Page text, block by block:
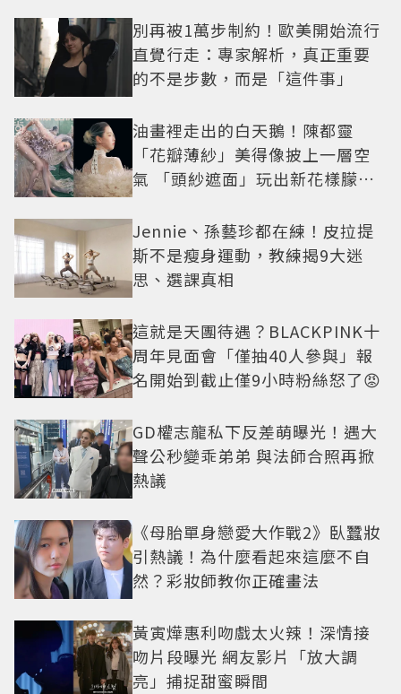
別再被1萬步制約！歐美開始流行
直覺行走：專家解析，真正重要
的不是步數，而是「這件事」
油畫裡走出的白天鵝！陳都靈
「花瓣薄紗」美得像披上一層空
氣 「頭紗遮面」玩出新花樣朦朧
Jennie、孫藝珍都在練！皮拉提
斯不是瘦身運動，教練揭9大迷
思、選課真相
這就是天團待遇？BLACKPINK十
周年見面會「僅抽40人參與」報
名開始到截止僅9小時粉絲怒了😡
GD權志龍私下反差萌曝光！遇大
聲公秒變乖弟弟 與法師合照再掀
熱議
《母胎單身戀愛大作戰2》臥蠶妝
引熱議！為什麼看起來這麼不自
然？彩妝師教你正確畫法
黃寅燁惠利吻戲太火辣！深情接
吻片段曝光 網友影片「放大調
亮」捕捉甜蜜瞬間